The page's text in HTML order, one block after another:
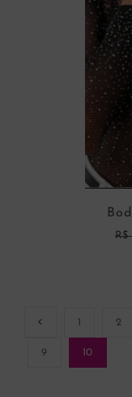
R$
2
9 10